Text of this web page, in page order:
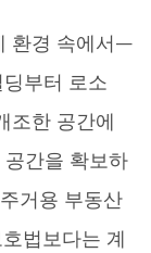
환경 속에서—
부터 로소
한 공간에
간을 확보하
거용 부동산
법보다는 계